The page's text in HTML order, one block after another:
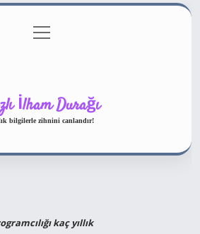
Gizlilik Politikası
menüyü
aç
İlham Durağı
bilgilerle zihnini canlandır!
kaç yıllık